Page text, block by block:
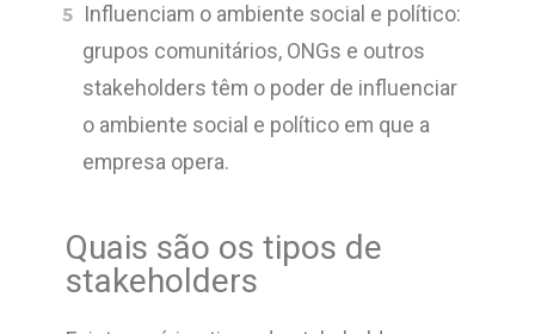
Influenciam o ambiente social e político:
grupos comunitários, ONGs e outros
stakeholders têm o poder de influenciar
o ambiente social e político em que a
empresa opera.
Quais são os tipos de
stakeholders